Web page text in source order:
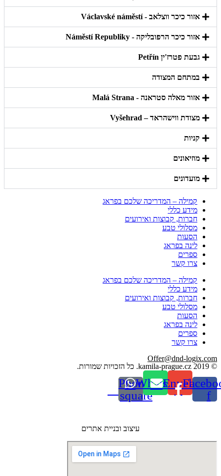
אזור כיכר ווצלאב - Václavské náměstí
אזור כיכר הרפובליקה - Náměstí Republiky
גבעת פטרז'ין Petřín
במתחם המצודה
אזור מאלה סטראנה - Malá Strana
מצודת ווישהראד – Vyšehrad
קניות
מוזיאונים
מועדונים
קמילה – המדריכה שלכם בפראג
מידע כללי
חברות, קבוצות ואירועים
מסלולי טבע
הסעות
לינה בפראג
ספרים
צרו קשר
קמילה – המדריכה שלכם בפראג
מידע כללי
חברות, קבוצות ואירועים
מסלולי טבע
הסעות
לינה בפראג
ספרים
צרו קשר
Offer@dnd-logix.com
© 2019 kamila-prague.cz. כל הזכויות שמורות.
f
Envelope
Whatsapp
Phone-
square
עיצוב ובניית אתרים